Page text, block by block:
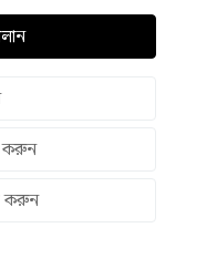
করুন
করুন